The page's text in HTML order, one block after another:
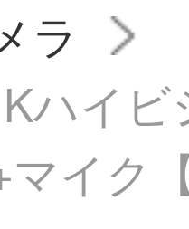
ラ
ハイ
イク